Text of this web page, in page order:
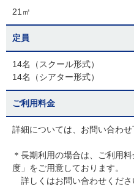
21㎡
定員
14名（スクール形式）
14名（シアター形式）
ご利用料金
詳細については、お問い合わせ
＊長期利用の場合は、ご利用
度」をご用意しております。
詳しくはお問い合わせくださ